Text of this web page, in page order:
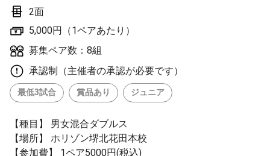
2面
5,000円（1ペアあたり）
募集ペア数：8組
承認制（主催者の承認が必要です）
最低3試合 賞品あり ジュニア
【種目】 男女混合ダブルス
【場所】 ホリゾン堺北花田本校
【参加費】 1ペア5000円(税込)